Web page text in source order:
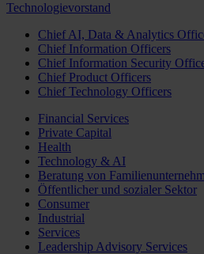
Technologievorstand
Chief AI, Data & Analytics
Chief Information Officers
Chief Information Security
Chief Product Officers
Chief Technology Officers
Financial Services
Private Capital
Health
Technology & AI
Beratung von
Öffentlicher und sozialer Sektor
Consumer
Industrial
Services
Leadership Advisory Services